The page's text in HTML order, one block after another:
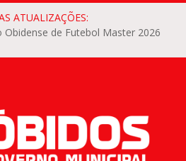
ATUALIZAÇÕES:
Obidense de Futebol Master 2026